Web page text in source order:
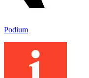
Podium